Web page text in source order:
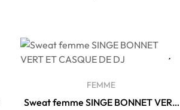
FEMME
Sweat femme SINGE BONNET VERT